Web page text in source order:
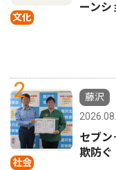
文化
ーンシ
2
社会
藤沢
セブ
欺防